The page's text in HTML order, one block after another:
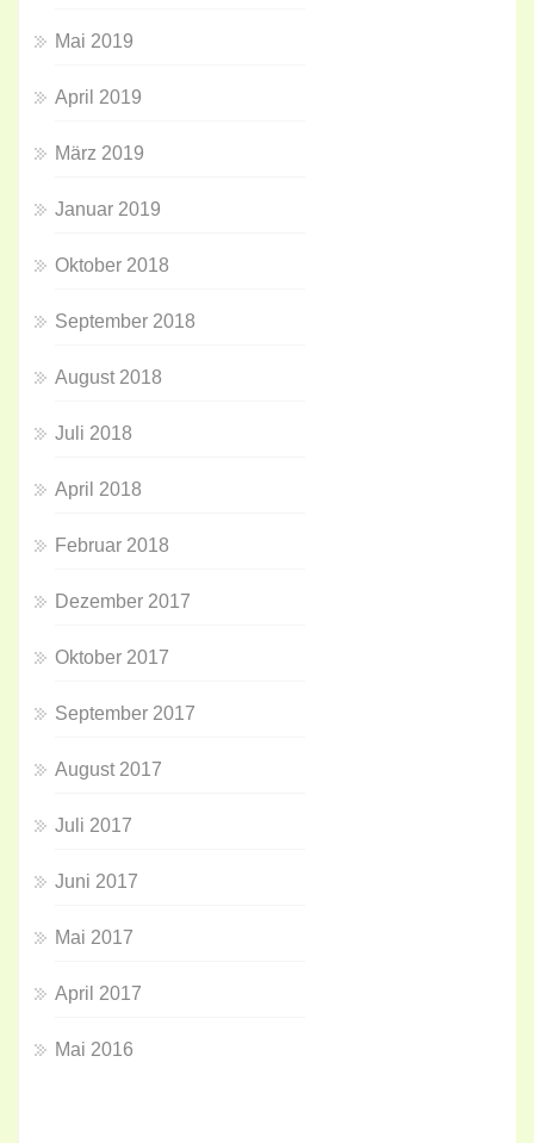
Mai 2019
April 2019
März 2019
Januar 2019
Oktober 2018
September 2018
August 2018
Juli 2018
April 2018
Februar 2018
Dezember 2017
Oktober 2017
September 2017
August 2017
Juli 2017
Juni 2017
Mai 2017
April 2017
Mai 2016